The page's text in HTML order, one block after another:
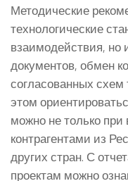
Методические
технологические
взаимодействия, но
документов, обмен
согласованных
этом
можно не только
контрагентами из
других стран. С
проектам можно